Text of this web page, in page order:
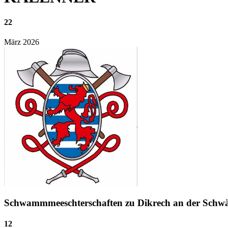
22
März 2026
Schwammmeeschterschaften zu Dikrech an der
12